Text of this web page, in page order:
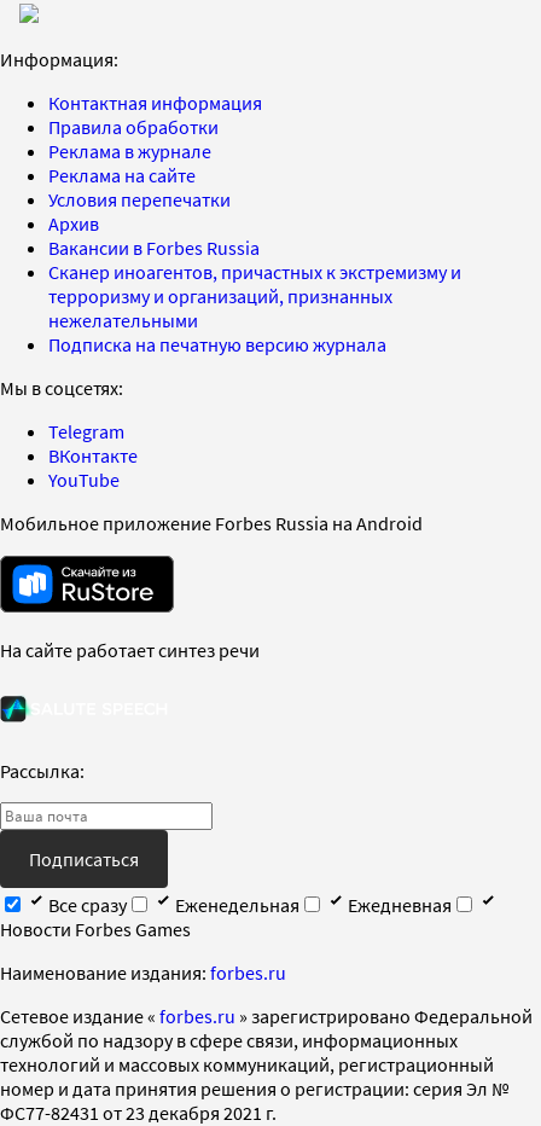
Информация:
Контактная информация
Правила обработки
Реклама в журнале
Реклама на сайте
Условия перепечатки
Архив
Вакансии в Forbes Russia
Сканер иноагентов, причастных к экстремизму и
терроризму и организаций, признанных
нежелательными
Подписка на печатную версию журнала
Мы в соцсетях:
Telegram
ВКонтакте
YouTube
Мобильное приложение Forbes Russia на Android
На сайте работает синтез речи
Рассылка:
Подписаться
Все сразу
Еженедельная
Ежедневная
Новости Forbes Games
Наименование издания: forbes.ru
Cетевое издание « forbes.ru » зарегистрировано Федеральной
службой по надзору в сфере связи, информационных
технологий и массовых коммуникаций, регистрационный
номер и дата принятия решения о регистрации: серия Эл №
ФС77-82431 от 23 декабря 2021 г.